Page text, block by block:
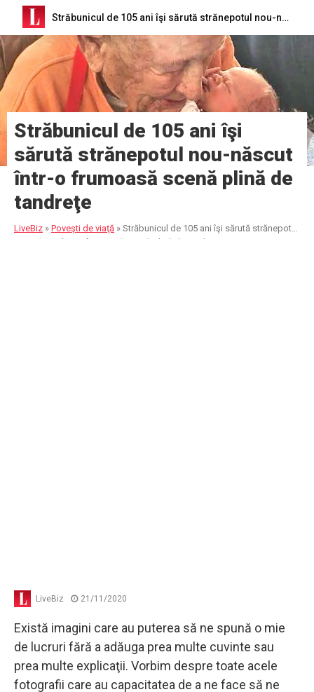
Străbunicul de 105 ani îşi sărută strănepotul nou-născut într-o frumoasă scenă plină de tandreţe
Străbunicul de 105 ani îşi
sărută strănepotul nou-născut
într-o frumoasă scenă plină de
tandreţe
LiveBiz » Poveşti de viaţă » Străbunicul de 105 ani îşi sărută strănepotul
nou-născut într-o frumoasă scenă plină de tandreţe
LiveBiz 21/11/2020
Există imagini care au puterea să ne spună o mie
de lucruri fără a adăuga prea multe cuvinte sau
prea multe explicaţii. Vorbim despre toate acele
fotografii care au capacitatea de a ne face să ne